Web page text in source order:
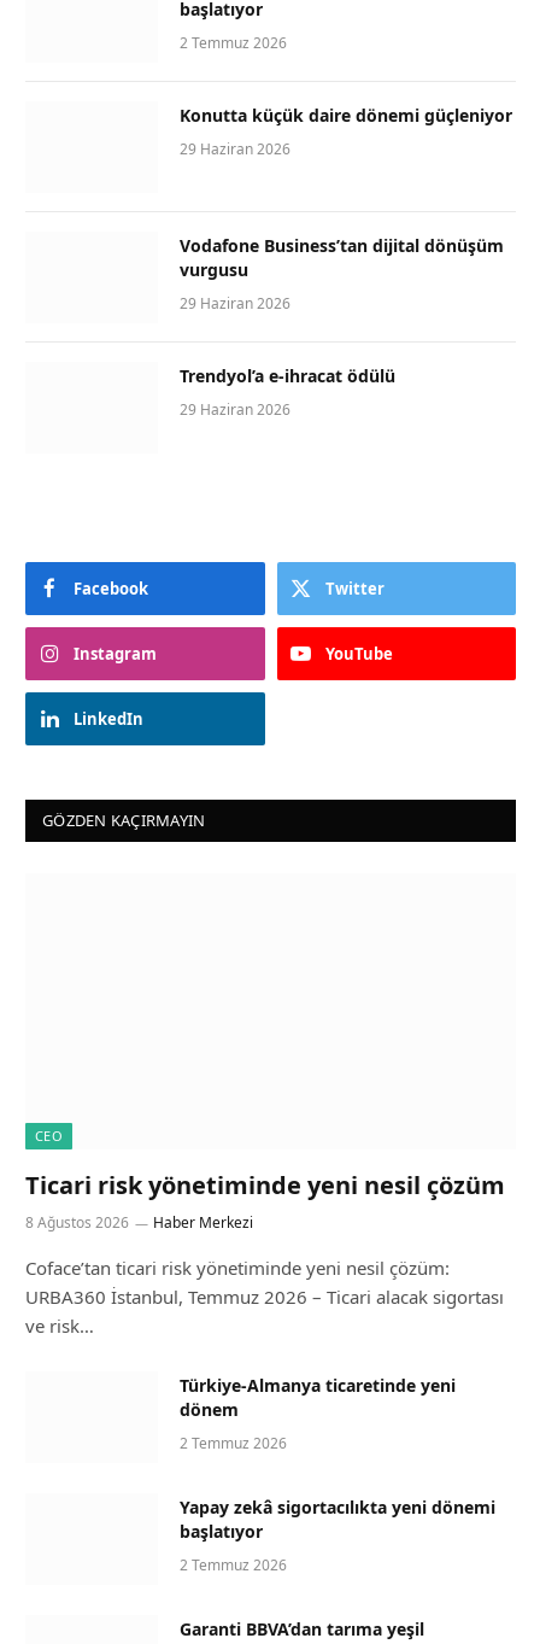
başlatıyor
2 Temmuz 2026
Konutta küçük daire dönemi güçleniyor
29 Haziran 2026
Vodafone Business’tan dijital dönüşüm
vurgusu
29 Haziran 2026
Trendyol’a e-ihracat ödülü
29 Haziran 2026
Facebook Twitter
Instagram YouTube
LinkedIn
GÖZDEN KAÇIRMAYIN
CEO
Ticari risk yönetiminde yeni nesil çözüm
8 Ağustos 2026 Haber Merkezi
Coface’tan ticari risk yönetiminde yeni nesil çözüm:
URBA360 İstanbul, Temmuz 2026 – Ticari alacak sigortası
ve risk…
Türkiye-Almanya ticaretinde yeni
dönem
2 Temmuz 2026
Yapay zekâ sigortacılıkta yeni dönemi
başlatıyor
2 Temmuz 2026
Garanti BBVA’dan tarıma yeşil